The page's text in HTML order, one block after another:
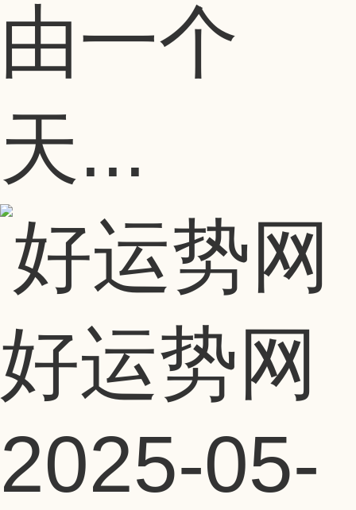
由一个
天...
好运势网
2025-05-